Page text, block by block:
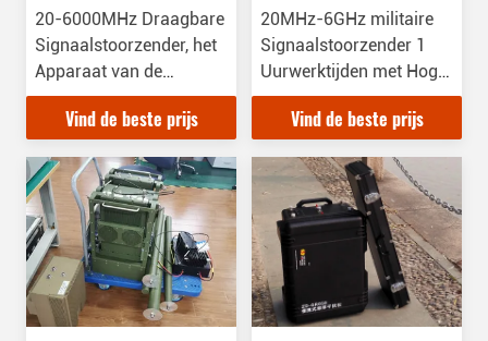
20-6000MHz Draagbare
Signaalstoorzender, het
Apparaat van de
Autostoorzender met
100m het Blokkeren
Vind de beste prijs
20MHz-6GHz militaire
Signaalstoorzender 1
Uurwerktijden met Hoge
Veiligheid
Vind de beste prijs